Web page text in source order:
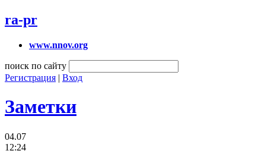
ra-pr
www.nnov.org
поиск по сайту
Регистрация | Вход
Заметки
04.07
12:24